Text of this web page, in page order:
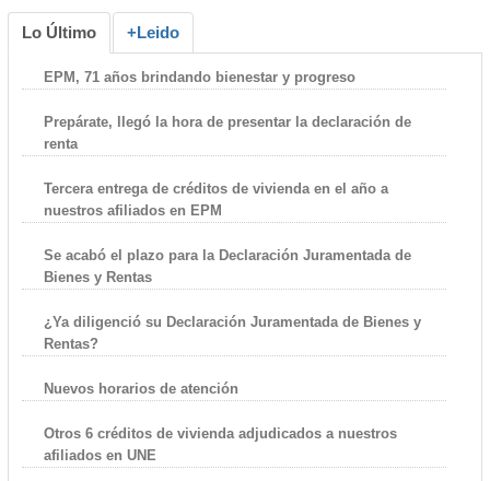
Lo Último +Leido
EPM, 71 años brindando bienestar y progreso
Prepárate, llegó la hora de presentar la declaración de
renta
Tercera entrega de créditos de vivienda en el año a
nuestros afiliados en EPM
Se acabó el plazo para la Declaración Juramentada de
Bienes y Rentas
¿Ya diligenció su Declaración Juramentada de Bienes y
Rentas?
Nuevos horarios de atención
Otros 6 créditos de vivienda adjudicados a nuestros
afiliados en UNE